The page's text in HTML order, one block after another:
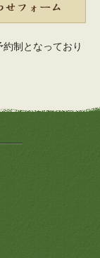
制となっており